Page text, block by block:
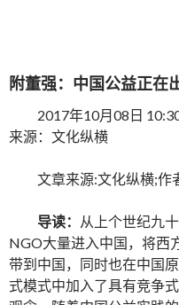
附董强：中国公益正在
2017年10月08日
来源：文化纵横
文章来源:文化纵横;作
导读：
从上个世纪九
NGO大量进入中国，将西
带到中国，同时也在中国
式模式中加入了具有竞争